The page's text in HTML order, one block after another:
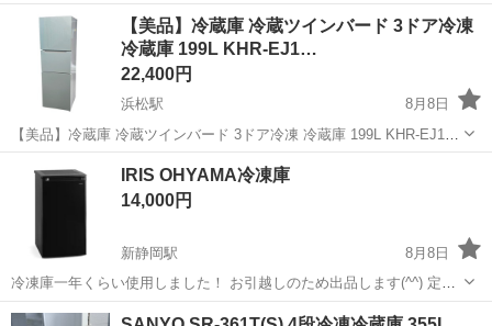
【美品】冷蔵庫 冷蔵ツインバード 3ドア冷凍
冷蔵庫 199L KHR-EJ1…
22,400円
浜松駅
8月8日
【美品】冷蔵庫 冷蔵ツインバード 3ドア冷凍 冷蔵庫 199L KHR-EJ19
型 2020年製 動作確認済 幅525mm スリム 切替室付 TWINBIRD 商品に
興味をもっていただき、ありがとうございます。 以下をお読...
キッチン家電
IRIS OHYAMA冷凍庫
14,000円
新静岡駅
8月8日
冷凍庫一年くらい使用しました！ お引越しのため出品します(^^) 定価
27,800円 中は、3段。引き出しが、割れてしまってる部分がありま
静岡 静岡市 キッチン家電